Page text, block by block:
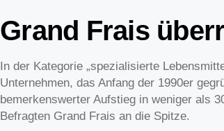
Grand Frais
In der Kategorie „spezialisierte
Unternehmen, das Anfang der 1990er
bemerkenswerter Aufstieg in weniger als
Befragten Grand Frais an die Spitze.